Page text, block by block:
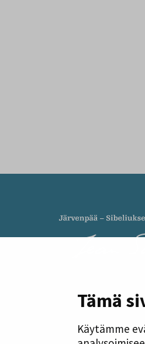
Tämä
Käytämme